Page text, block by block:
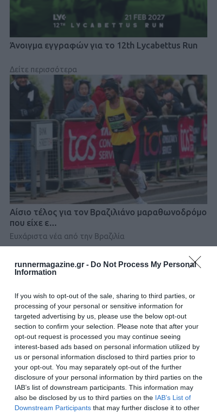
runnermagazine.gr - Do Not Process My Personal
Information
If you wish to opt-out of the sale, sharing to third parties, or
processing of your personal or sensitive information for
targeted advertising by us, please use the below opt-out
section to confirm your selection. Please note that after your
opt-out request is processed you may continue seeing
interest-based ads based on personal information utilized by
us or personal information disclosed to third parties prior to
your opt-out. You may separately opt-out of the further
disclosure of your personal information by third parties on the
IAB’s list of downstream participants. This information may
also be disclosed by us to third parties on the IAB’s List of
Downstream Participants that may further disclose it to other
Άνοιγμα εγγραφών για το 12th Lycabettus Run
Δείτε περισσότερα
Αίσιο τέλος για τον Βραζιλιάνο μαραθωνοδρόμο
που είχε ε…
Ευχάριστα νέα από την Βραζιλία